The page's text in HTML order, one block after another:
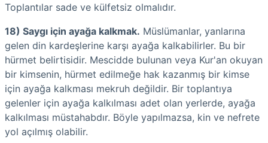
Toplantılar sade ve külfetsiz olmalıdır.
18) Saygı için ayağa kalkmak. Müslümanlar, yanlarına
gelen din kardeşlerine karşı ayağa kalkabilirler. Bu bir
hürmet belirtisidir. Mescidde bulunan veya Kur'an okuyan
bir kimsenin, hürmet edilmeğe hak kazanmış bir kimse
için ayağa kalkması mekruh değildir. Bir toplantıya
gelenler için ayağa kalkılması adet olan yerlerde, ayağa
kalkılması müstahabdır. Böyle yapılmazsa, kin ve nefrete
yol açılmış olabilir.